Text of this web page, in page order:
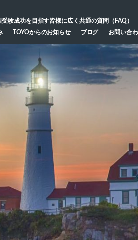
受験成功を目指す皆様に広く共通の質問（FAQ）
TOYOからのお知らせ ブログ お問い合